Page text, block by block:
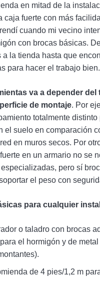
en mitad de la
caja fuerte con más
cuando mi vecino
con brocas básicas.
a la tienda hasta que
para hacer el trabajo bien.
va a depender del
de montaje. Por
totalmente distinto
el suelo en comparación
en muros secos. Por
en un armario no se
pero sí
el peso con
para cualquier
o taladro con brocas
el hormigón y de
de 4 pies/1,2 m